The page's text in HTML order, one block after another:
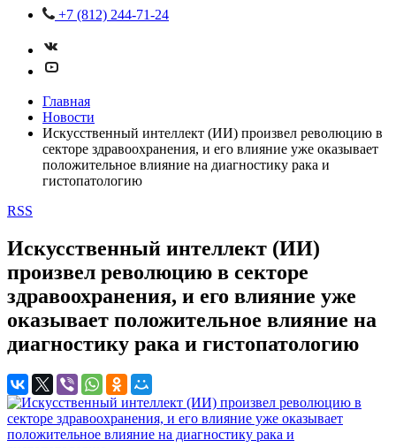
+7 (812) 244-71-24
Главная
Новости
Искусственный интеллект (ИИ) произвел революцию в
секторе здравоохранения, и его влияние уже оказывает
положительное влияние на диагностику рака и
гистопатологию
RSS
Искусственный интеллект (ИИ)
произвел революцию в секторе
здравоохранения, и его влияние уже
оказывает положительное влияние на
диагностику рака и гистопатологию